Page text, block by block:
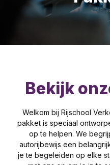
Bekijk
Welkom bij Rijschool
pakket is speciaal
op te helpen. We
autorijbewijs een
je te begeleiden op elke